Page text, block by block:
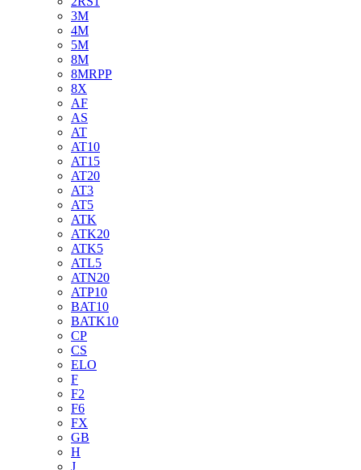
3M
4M
5M
8M
8MRPP
8X
AF
AS
AT
AT10
AT15
AT20
AT3
AT5
ATK
ATK20
ATK5
ATL5
ATN20
ATP10
BAT10
BATK10
CP
CS
ELO
F
F2
F6
FX
GB
H
J